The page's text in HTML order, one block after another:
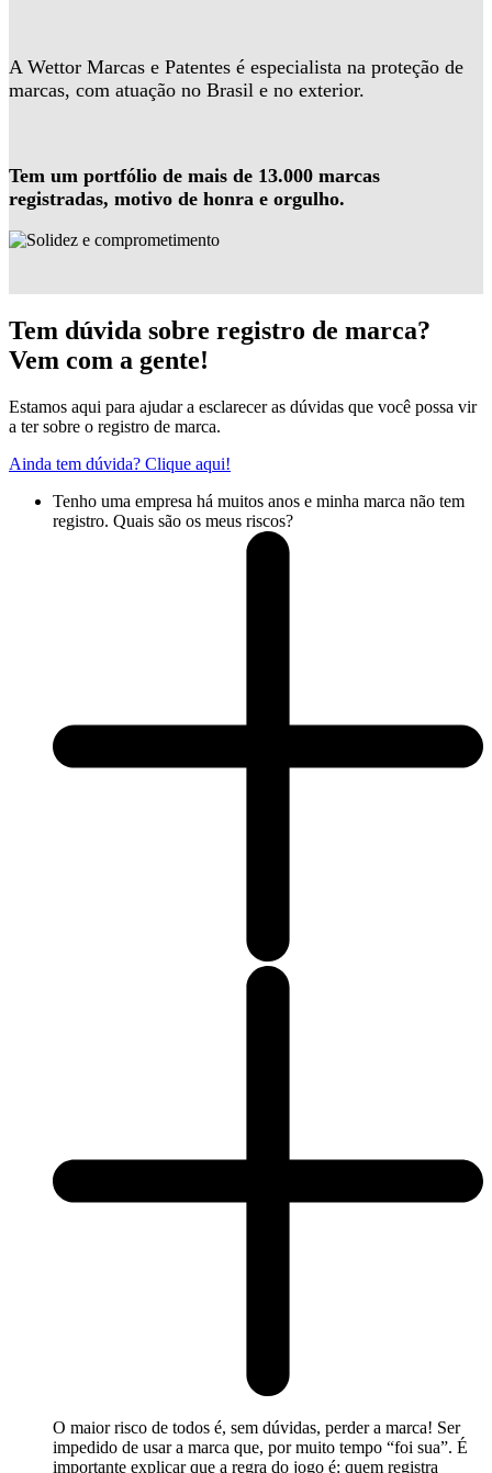
A Wettor Marcas e Patentes é especialista na proteção de
marcas, com atuação no Brasil e no exterior.
Tem um portfólio de mais de 13.000 marcas
registradas, motivo de honra e orgulho.
Tem dúvida sobre registro de marca?
Vem com a gente!
Estamos aqui para ajudar a esclarecer as dúvidas que você possa vir
a ter sobre o registro de marca.
Ainda tem dúvida? Clique aqui!
Tenho uma empresa há muitos anos e minha marca não tem
registro. Quais são os meus riscos?
O maior risco de todos é, sem dúvidas, perder a marca! Ser
impedido de usar a marca que, por muito tempo “foi sua”. É
importante explicar que a regra do jogo é: quem registra